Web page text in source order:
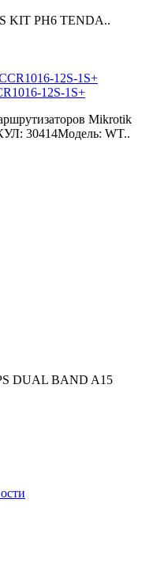
KIT PH6 TENDA..
12S-1S+
Mikrotik
30414Модель: WT..
DUAL BAND A15